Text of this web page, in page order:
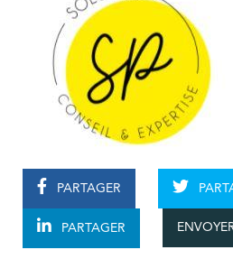
PARTAGER
PARTAGER